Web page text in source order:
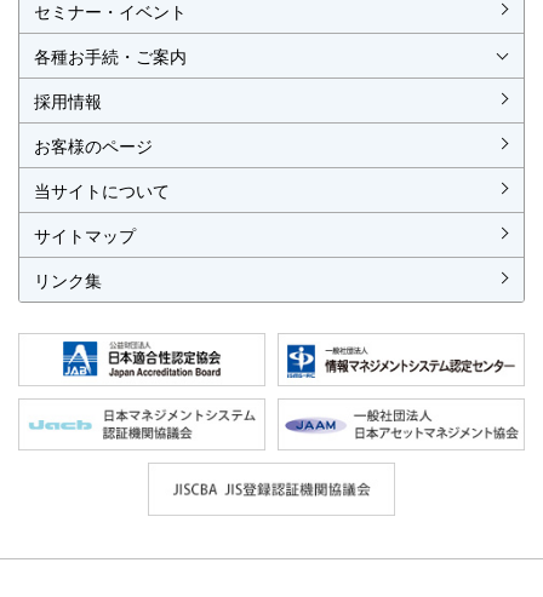
ISO認証（マネジメントシステム）
ISO 9001（品質）
ISO 14001（環境）
ISO 55001（アセット）
ISO 45001（労働安全衛生）
ISO 27001（情報セキュリティ）
MSAの審査認証
ISOとは？
JIS製品認証
JIS製品認証の手続き
認証リスト
セミナー・イベント
各種お手続・ご案内
採用情報
お客様のページ
当サイトについて
サイトマップ
リンク集